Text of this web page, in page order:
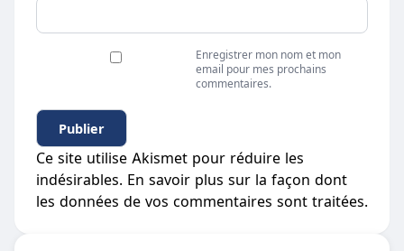
Enregistrer mon nom et mon
email pour mes prochains
commentaires.
Ce site utilise Akismet pour réduire les
indésirables. En savoir plus sur la façon dont
les données de vos commentaires sont traitées.